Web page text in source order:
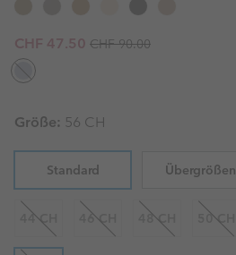
Sale price:
CHF 47.50 Regular price:
CHF 90.00
Größe: 56 CH
Standard Übergrößen
44 CH 46 CH 48 CH 50 CH